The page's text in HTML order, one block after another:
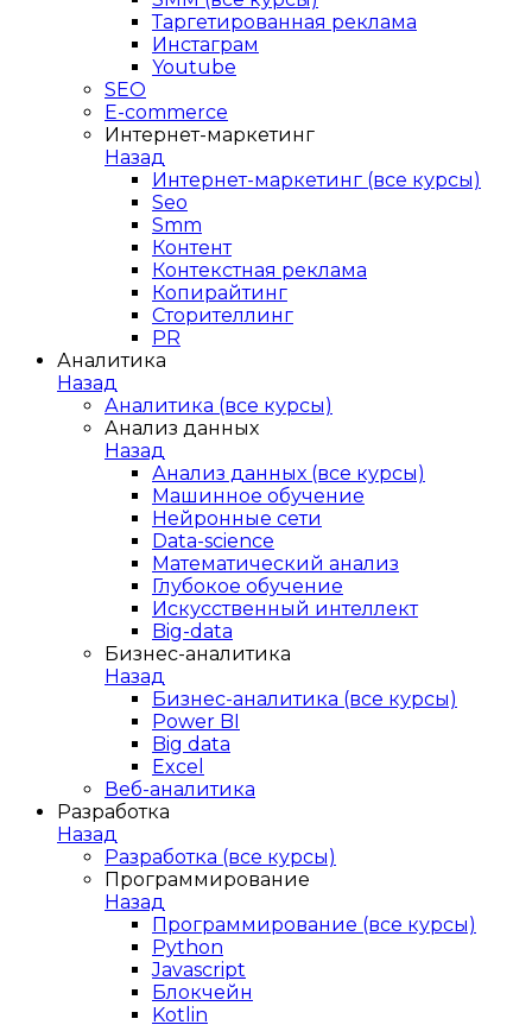
Таргетированная реклама
Инстаграм
Youtube
SEO
E-сommerce
Интернет-маркетинг
Назад
Интернет-маркетинг (все курсы)
Seo
Smm
Контент
Контекстная реклама
Копирайтинг
Сторителлинг
PR
Аналитика
Назад
Аналитика (все курсы)
Анализ данных
Назад
Анализ данных (все курсы)
Машинное обучение
Нейронные сети
Data-science
Математический анализ
Глубокое обучение
Искусственный интеллект
Big-data
Бизнес-аналитика
Назад
Бизнес-аналитика (все курсы)
Power BI
Big data
Excel
Веб-аналитика
Разработка
Назад
Разработка (все курсы)
Программирование
Назад
Программирование (все курсы)
Python
Javascript
Блокчейн
Kotlin